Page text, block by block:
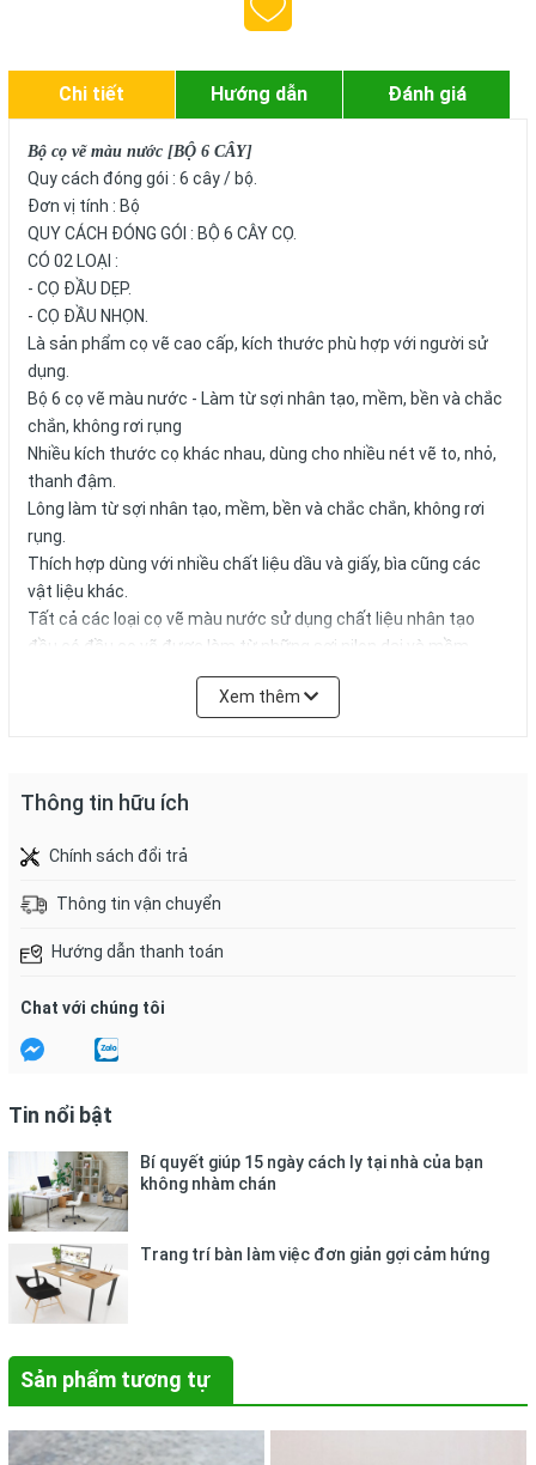
Chi tiết Hướng dẫn Đánh giá
Bộ cọ vẽ màu nước [BỘ 6 CÂY]
Quy cách đóng gói : 6 cây / bộ.
Đơn vị tính : Bộ
QUY CÁCH ĐÓNG GÓI : BỘ 6 CÂY CỌ.
CÓ 02 LOẠI :
- CỌ ĐẦU DẸP.
- CỌ ĐẦU NHỌN.
Là sản phẩm cọ vẽ cao cấp, kích thước phù hợp với người sử
dụng.
Bộ 6 cọ vẽ màu nước - Làm từ sợi nhân tạo, mềm, bền và chắc
chắn, không rơi rụng
Nhiều kích thước cọ khác nhau, dùng cho nhiều nét vẽ to, nhỏ,
thanh đậm.
Lông làm từ sợi nhân tạo, mềm, bền và chắc chắn, không rơi
rụng.
Thích hợp dùng với nhiều chất liệu dầu và giấy, bìa cũng các
vật liệu khác.
Tất cả các loại cọ vẽ màu nước sử dụng chất liệu nhân tạo
đều có đầu cọ vẽ được làm từ những sợi nilon dai và mềm.
Nó sẽ giữ cho người vẽ luôn giữ được kiểu dáng ở trong thời
gian khá dài và lâu.Mặc dù là sợi nhân tạo từ nylon nhưng khả
CÁCH BẢO QUẢN
khô ráo, tránh tiếp xúc trực tiếp với ánh nắng.
Xem thêm
Thông tin hữu ích
Chính sách đổi trả
Thông tin vận chuyển
Hướng dẫn thanh toán
Chat với chúng tôi
Tin nổi bật
Bí quyết giúp 15 ngày cách ly tại nhà của bạn
không nhàm chán
Trang trí bàn làm việc đơn giản gợi cảm hứng
Sản phẩm tương tự